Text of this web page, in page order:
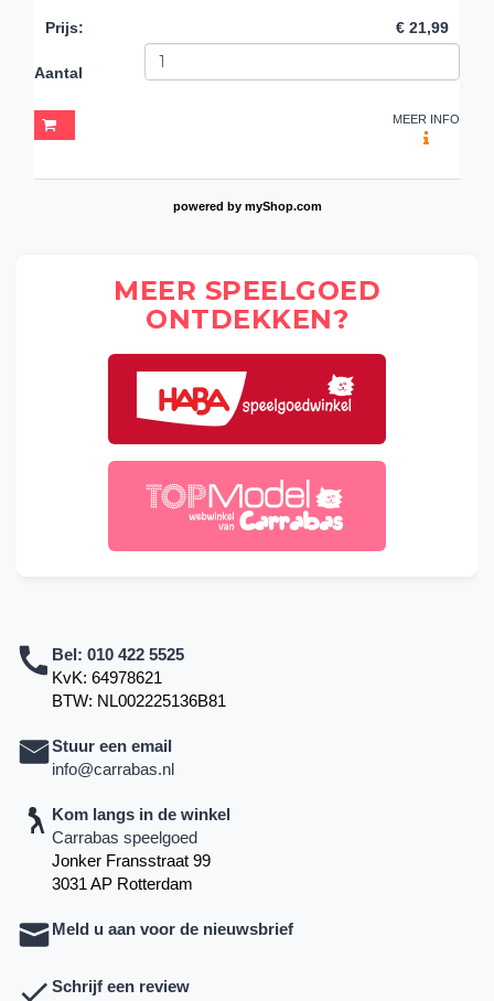
Prijs: € 21,99
Aantal
MEER INFO
powered by myShop.com
MEER SPEELGOED
ONTDEKKEN?
Bel: 010 422 5525
KvK: 64978621
BTW: NL002225136B81
Stuur een email
info@carrabas.nl
Kom langs in de winkel
Carrabas speelgoed
Jonker Fransstraat 99
3031 AP Rotterdam
Meld u aan voor de nieuwsbrief
Schrijf een review